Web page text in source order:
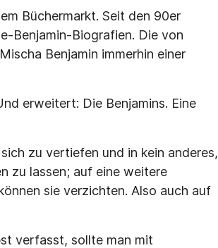
Büchermarkt. Seit den 90er
Benjamin-Biografien. Die von
Benjamin immerhin einer
erweitert: Die Benjamins. Eine
zu vertiefen und in kein anderes,
zu lassen; auf eine weitere
sie verzichten. Also auch auf
verfasst, sollte man mit